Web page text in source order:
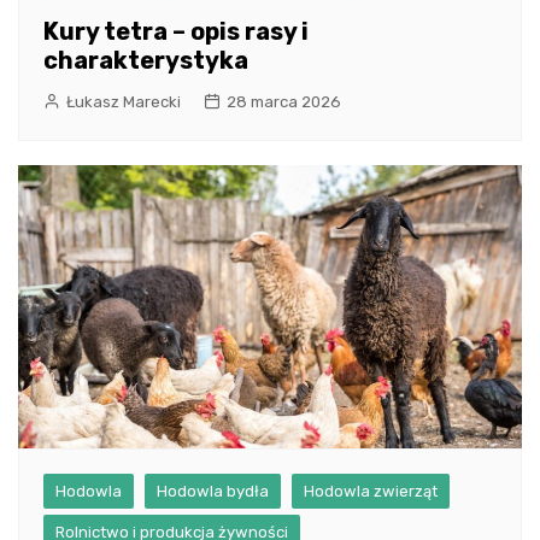
Kury tetra – opis rasy i
charakterystyka
Łukasz Marecki 28 marca 2026
Hodowla Hodowla bydła Hodowla zwierząt
Rolnictwo i produkcja żywności